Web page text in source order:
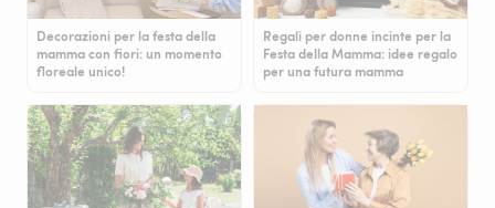
Decorazioni per la festa della
mamma con fiori: un momento
floreale unico!
Regali per donne incinte per la
Festa della Mamma: idee regalo
per una futura mamma